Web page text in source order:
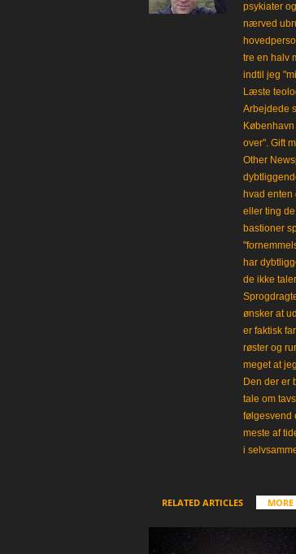
psykiater
nærved
tre en halv
indtil jeg
Læste
Arbejdede
over". Gift
Other
hvad
eller ting
bastioner
har
de ikke
ønsker at
er faktisk
røster og
meget at
Den der er
tale om
følgesvend
meste af
i
RELATED ARTICLES